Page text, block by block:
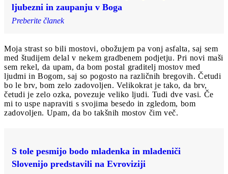
ljubezni in zaupanju v Boga
Preberite članek
Moja strast so bili mostovi, obožujem pa vonj asfalta, saj sem
med študijem delal v nekem gradbenem podjetju. Pri novi maši
sem rekel, da upam, da bom postal graditelj mostov med
ljudmi in Bogom, saj so pogosto na različnih bregovih. Četudi
bo le brv, bom zelo zadovoljen. Velikokrat je tako, da brv,
četudi je zelo ozka, povezuje veliko ljudi. Tudi dve vasi. Če
mi to uspe napraviti s svojima besedo in zgledom, bom
zadovoljen. Upam, da bo takšnih mostov čim več.
S tole pesmijo bodo mladenka in mladeniči
Slovenijo predstavili na Evroviziji